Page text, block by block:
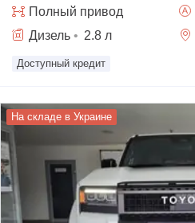
Полный привод
Дизель • 2.8 л
Доступный кредит
На складе в Украине